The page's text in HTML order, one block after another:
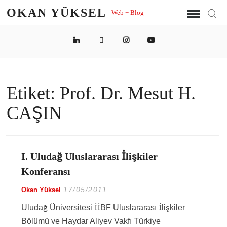
OKAN YÜKSEL Web + Blog
LinkedInTwitter InstagramYouTube
Etiket: Prof. Dr. Mesut H.
CAŞIN
I. Uludağ Uluslararası İlişkiler
Konferansı
Okan Yüksel 17/05/2011
Uludağ Üniversitesi İİBF Uluslararası İlişkiler
Bölümü ve Haydar Aliyev Vakfı Türkiye